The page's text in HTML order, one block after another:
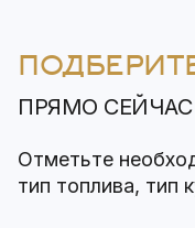
ПРЯМО СЕЙЧАС
Отметьте
тип топлива, тип